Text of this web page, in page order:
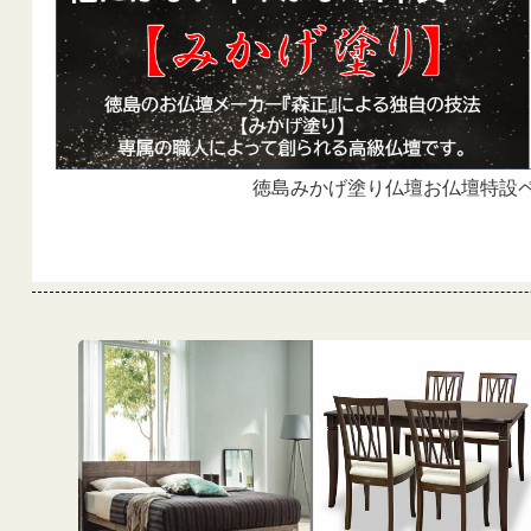
徳島みかげ塗り仏壇お仏壇特設